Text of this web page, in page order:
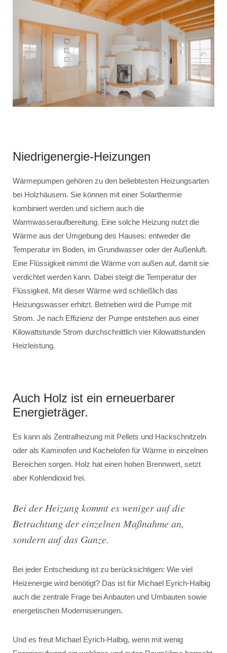
Niedrigenergie-Heizungen
Wärmepumpen gehören zu den beliebtesten Heizungsarten
bei Holzhäusern. Sie können mit einer Solarthermie
kombiniert werden und sichern auch die
Warmwasseraufbereitung. Eine solche Heizung nutzt die
Wärme aus der Umgebung des Hauses: entweder die
Temperatur im Boden, im Grundwasser oder der Außenluft.
Eine Flüssigkeit nimmt die Wärme von außen auf, damit sie
verdichtet werden kann. Dabei steigt die Temperatur der
Flüssigkeit. Mit dieser Wärme wird schließlich das
Heizungswasser erhitzt. Betrieben wird die Pumpe mit
Strom. Je nach Effizienz der Pumpe entstehen aus einer
Kilowattstunde Strom durchschnittlich vier Kilowattstunden
Heizleistung.
Auch Holz ist ein erneuerbarer
Energieträger.
Es kann als Zentralheizung mit Pellets und Hackschnitzeln
oder als Kaminofen und Kachelofen für Wärme in einzelnen
Bereichen sorgen. Holz hat einen hohen Brennwert, setzt
aber Kohlendioxid frei.
Bei der Heizung kommt es weniger auf die
Betrachtung der einzelnen Maßnahme an,
sondern auf das Ganze.
Bei jeder Entscheidung ist zu berücksichtigen: Wie viel
Heizenergie wird benötigt? Das ist für Michael Eyrich-Halbig
auch die zentrale Frage bei Anbauten und Umbauten sowie
energetischen Modernisierungen.
Und es freut Michael Eyrich-Halbig, wenn mit wenig